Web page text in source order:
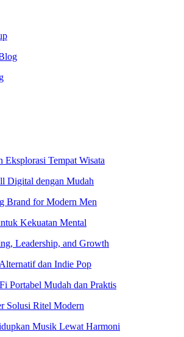
Tempat Wisata
Digital dengan Mudah
Brand for Modern Men
Kekuatan Mental
Leadership, and Growth
dan Indie Pop
Portabel Mudah dan Praktis
Solusi Ritel Modern
Musik Lewat Harmoni